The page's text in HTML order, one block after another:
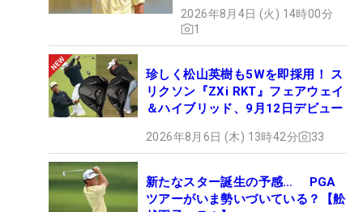
2026年8月4日 (火) 14時00分
1
珍しく松山英樹も5Wを即採用！ ス
リクソン『ZXi RKT』フェアウェイ
＆ハイブリッド、9月12日デビュー
2026年8月6日 (木) 13時42分 33
新たなスター誕生の予感… PGA
ツアーがいま勢いづいている？【舩